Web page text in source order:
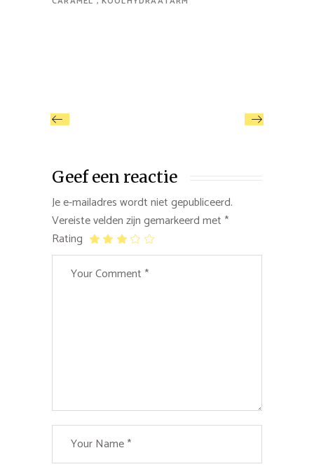
Geef een reactie
Je e-mailadres wordt niet gepubliceerd.
Vereiste velden zijn gemarkeerd met *
Rating